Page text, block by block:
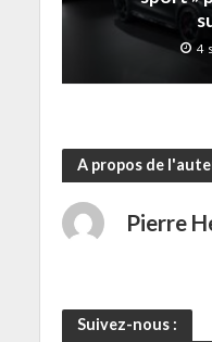
e
4
A propos de
Pierre
Suivez-nous :